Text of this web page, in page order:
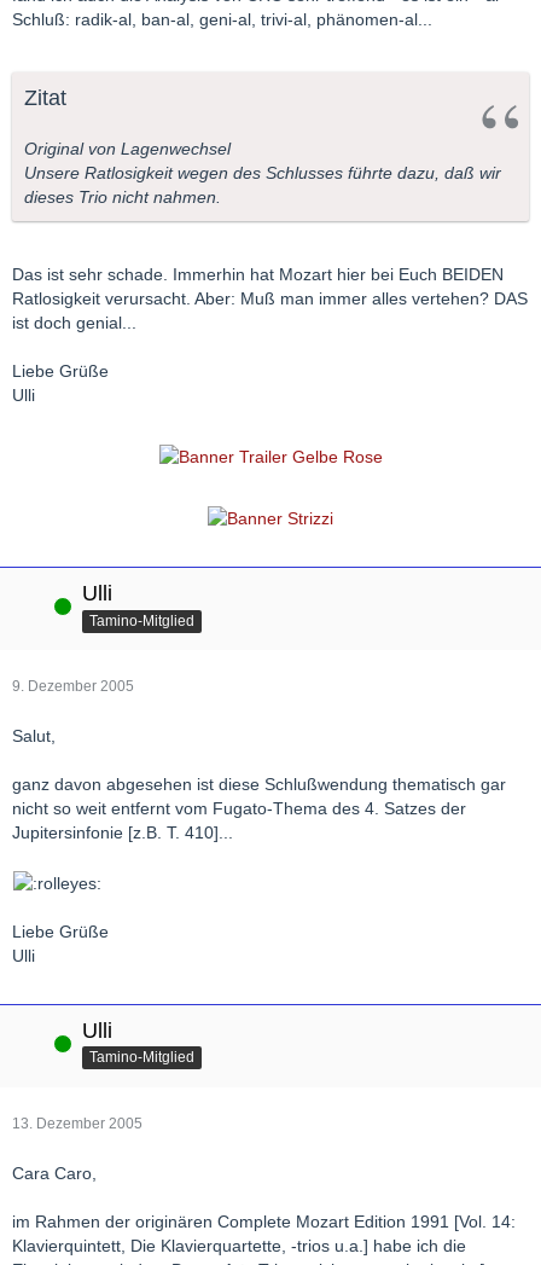
hören?
Schluß: radik-al, ban-al, geni-al, trivi-al, phänomen-al...
Zitat
Original von Lagenwechsel
Unsere Ratlosigkeit wegen des Schlusses führte dazu, daß wir
dieses Trio nicht nahmen.
Das ist sehr schade. Immerhin hat Mozart hier bei Euch BEIDEN
Ratlosigkeit verursacht. Aber: Muß man immer alles vertehen? DAS
ist doch genial...
Liebe Grüße
Ulli
Online Ulli
Tamino-Mitglied
9. Dezember 2005
Salut,
ganz davon abgesehen ist diese Schlußwendung thematisch gar
nicht so weit entfernt vom Fugato-Thema des 4. Satzes der
Jupitersinfonie [z.B. T. 410]...
Liebe Grüße
Ulli
Online Ulli
Tamino-Mitglied
13. Dezember 2005
Cara Caro,
im Rahmen der originären Complete Mozart Edition 1991 [Vol. 14:
Klavierquintett, Die Klavierquartette, -trios u.a.] habe ich die